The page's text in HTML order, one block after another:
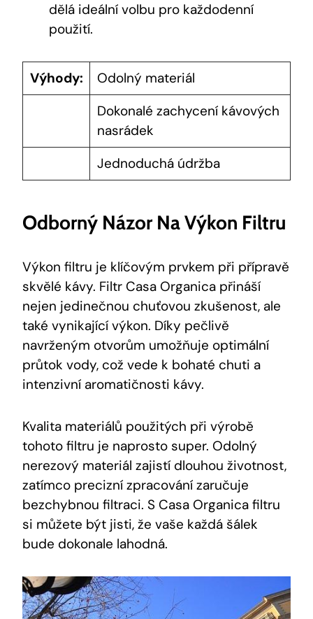
dělá ideální volbu pro každodenní
použití.
Výhody:
Odolný materiál
Dokonalé zachycení kávových
nasrádek
Jednoduchá údržba
Odborný Názor Na Výkon Filtru
Výkon filtru je klíčovým prvkem při přípravě
skvělé kávy. Filtr Casa Organica přináší
nejen jedinečnou chuťovou zkušenost, ale
také vynikající výkon. Díky pečlivě
navrženým otvorům umožňuje optimální
průtok vody, což vede k bohaté chuti a
intenzivní aromatičnosti kávy.
Kvalita materiálů použitých při výrobě
tohoto filtru je naprosto super. Odolný
nerezový materiál zajistí dlouhou životnost,
zatímco precizní zpracování zaručuje
bezchybnou filtraci. S Casa Organica filtru
si můžete být jisti, že vaše každá šálek
bude dokonale lahodná.